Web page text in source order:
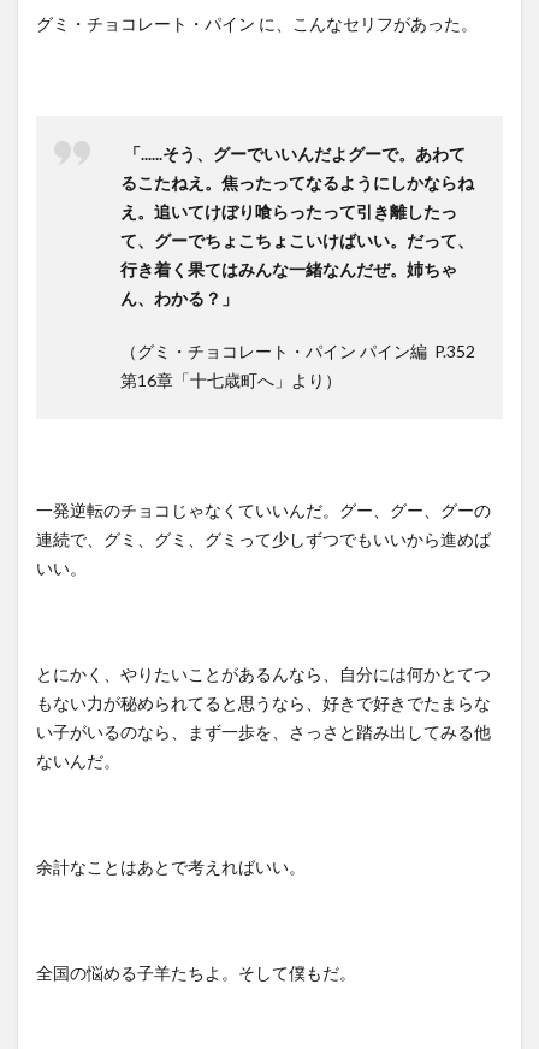
グミ・チョコレート・パイン に、こんなセリフがあった。
「......そう、グーでいいんだよグーで。あわて
るこたねえ。焦ったってなるようにしかならね
え。追いてけぼり喰らったって引き離したっ
て、グーでちょこちょこいけばいい。だって、
行き着く果てはみんな一緒なんだぜ。姉ちゃ
ん、わかる？」
（グミ・チョコレート・パイン パイン編 P.352
第16章「十七歳町へ」より）
一発逆転のチョコじゃなくていいんだ。グー、グー、グーの
連続で、グミ、グミ、グミって少しずつでもいいから進めば
いい。
とにかく、やりたいことがあるんなら、自分には何かとてつ
もない力が秘められてると思うなら、好きで好きでたまらな
い子がいるのなら、まず一歩を、さっさと踏み出してみる他
ないんだ。
余計なことはあとで考えればいい。
全国の悩める子羊たちよ。そして僕もだ。